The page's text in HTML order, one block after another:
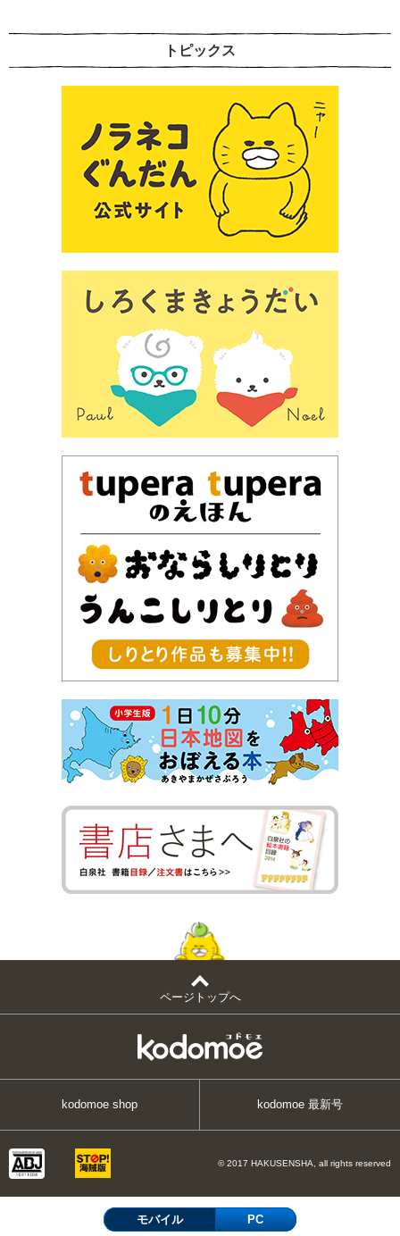
トピックス
ページトップへ
kodomoe shop kodomoe 最新号
© 2017 HAKUSENSHA, all rights reserved
モバイル PC